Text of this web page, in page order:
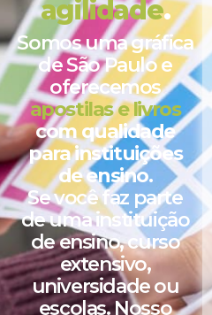
agilidade.
Somos uma gráfica
de São Paulo e
oferecemos
apostilas e livros
com qualidade
para instituições
de ensino.
Se você faz parte
de uma instituição
de ensino, curso
extensivo,
universidade ou
escolas. Nosso